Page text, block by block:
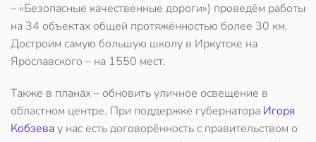
– «Безопасные качественные дороги») проведём работы
на 34 объектах общей протяжённостью более 30 км.
Достроим самую большую школу в Иркутске на
Ярославского – на 1550 мест.
Также в планах – обновить уличное освещение в
областном центре. При поддержке губернатора Игоря
Кобзевау нас есть договорённость с правительством о